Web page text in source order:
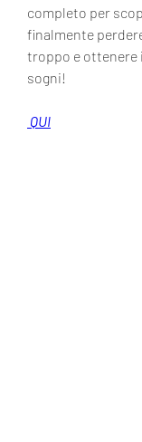
completo per
finalmente
troppo e ottenere
sogni!
QUI